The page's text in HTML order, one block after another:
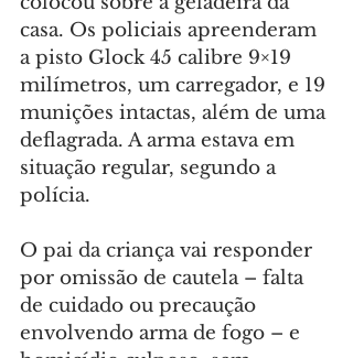
casa. Os policiais apreenderam
a pisto Glock 45 calibre 9×19
milímetros, um carregador, e 19
munições intactas, além de uma
deflagrada. A arma estava em
situação regular, segundo a
polícia.
O pai da criança vai responder
por omissão de cautela – falta
de cuidado ou precaução
envolvendo arma de fogo – e